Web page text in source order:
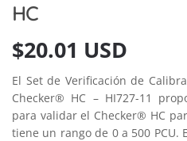
HC
$20.01 USD
El Set de Verificación de
Checker® HC – HI727-11
para validar el Checker® HC
tiene un rango de 0 a 500 PCU.